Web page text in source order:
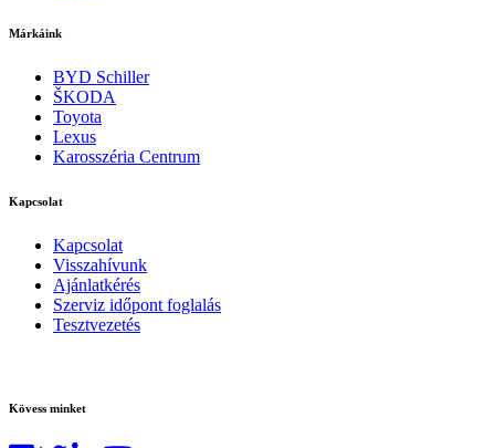
Márkáink
BYD Schiller
ŠKODA
Toyota
Lexus
Karosszéria Centrum
Kapcsolat
Kapcsolat
Visszahívunk
Ajánlatkérés
Szerviz időpont foglalás
Tesztvezetés
Kövess minket